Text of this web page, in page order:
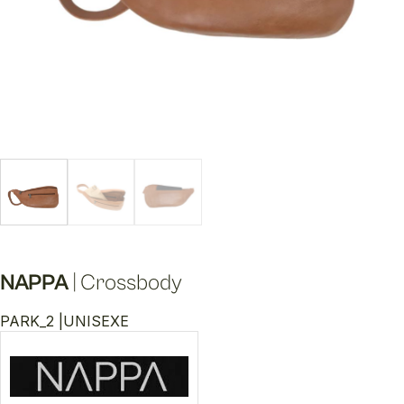
NAPPA Crossbody
PARK_2 | UNISEXE